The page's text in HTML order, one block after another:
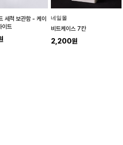
세척 보관함 - 케이
이트
네일몰
비트케이스 7칸
2,200원